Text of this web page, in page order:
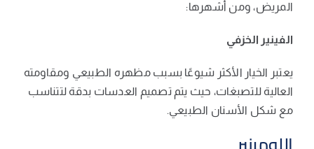
المريض، ومن أشهرها:
الفينير الخزفي
يعتبر الخيار الأكثر شيوعًا بسبب مظهره الطبيعي ومقاومته
العالية للتصبغات، حيث يتم تصميم العدسات بدقة لتتناسب
مع شكل الأسنان الطبيعي.